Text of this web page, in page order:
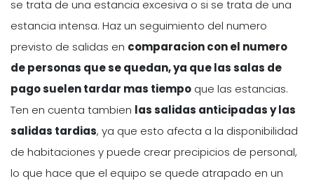
se trata de una estancia excesiva o si se trata de una
estancia intensa. Haz un seguimiento del numero
previsto de salidas en comparacion con el numero
de personas que se quedan, ya que las salas de
pago suelen tardar mas tiempo que las estancias.
Ten en cuenta tambien las salidas anticipadas y las
salidas tardias, ya que esto afecta a la disponibilidad
de habitaciones y puede crear precipicios de personal,
lo que hace que el equipo se quede atrapado en un